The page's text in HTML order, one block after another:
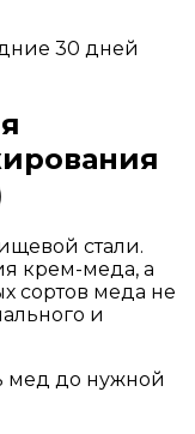
30 дней
стали.
крем-меда, а
сортов меда не
и
мед до нужной